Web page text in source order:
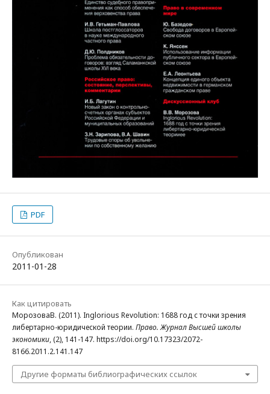
PDF
Опубликован
2011-01-28
Как цитировать
МорозоваВ. (2011). Inglorious Revolution: 1688 год с точки зрения
либертарно-юридической теории. Право. Журнал Высшей школы
экономики, (2), 141-147. https://doi.org/10.17323/2072-
8166.2011.2.141.147
Другие форматы библиографических ссылок